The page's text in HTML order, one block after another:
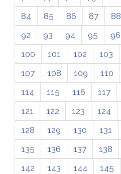
84
85 86 87 88
92
93 94 95 96
100
101 102 103
107
108 109 110
114
115 116 117
121
122 123 124
128
129 130 131
135
136 137 138
142
143 144 145